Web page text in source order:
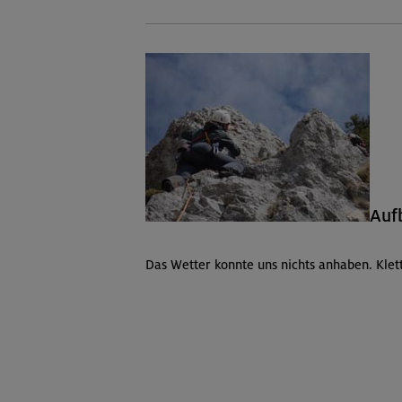
Das Wetter konnte uns nichts anhaben.